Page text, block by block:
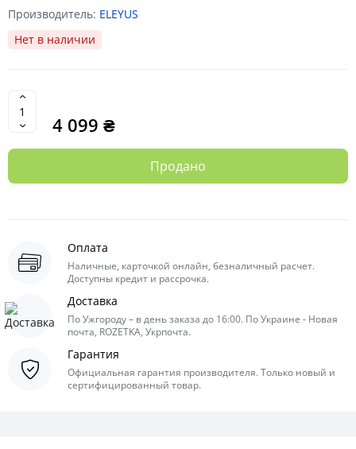
Производитель: ELEYUS
Нет в наличии
4 099 ₴
Продано
Оплата
Наличные, карточкой онлайн, безналичный расчет.
Доступны кредит и рассрочка.
Доставка
По Ужгороду – в день заказа до 16:00. По Украине - Новая
почта, ROZETKA, Укрпочта.
Гарантия
Официальная гарантия производителя. Только новый и
сертифицированный товар.